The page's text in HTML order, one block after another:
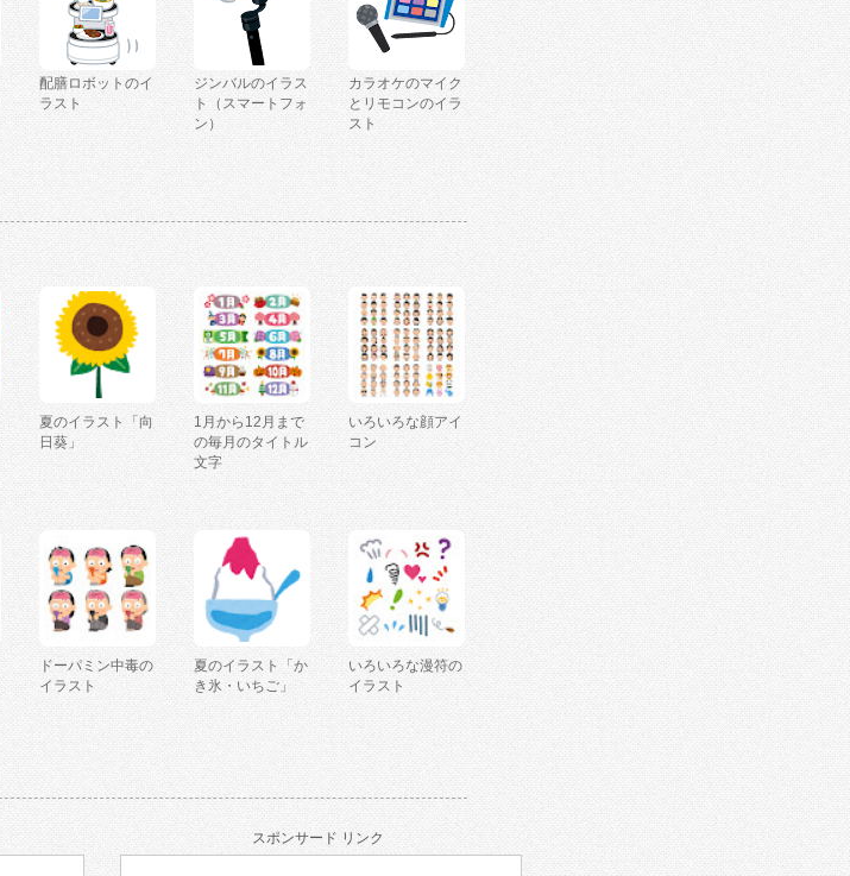
配膳ロボットのイ
ラスト
ジンバルのイラス
ト（スマートフォ
ン）
カラオケのマイク
とリモコンのイラ
スト
夏のイラスト「向
日葵」
1月から12月まで
の毎月のタイトル
文字
いろいろな顔アイ
コン
ドーパミン中毒の
イラスト
夏のイラスト「か
き氷・いちご」
いろいろな漫符の
イラスト
スポンサード リンク